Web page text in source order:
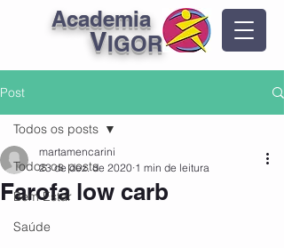
V
Academia
IGOR
Post
Todos os posts
Bem Estar
Saúde
Todos os posts
Farofa low carb
martamencarini
23 de dez. de 2020 1 min de leitura